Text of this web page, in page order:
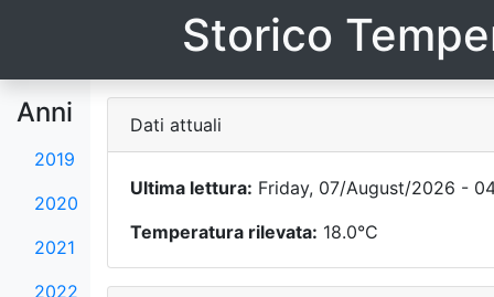
Storico
Anni
2019
2020
2021
2022
Dati attuali
Ultima lettura: Friday, 07/August/2026 -
Temperatura rilevata: 18.0°C